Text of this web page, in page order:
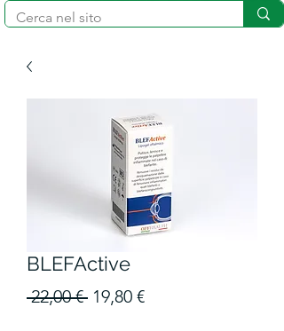
BLEFActive
22,00 € Prezzo
19,80 €Prezzo